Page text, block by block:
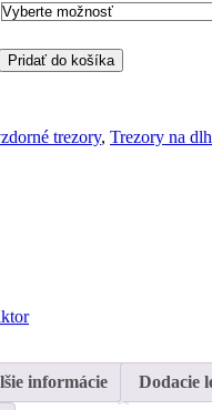
Pridať do košíka
trezory, Trezory na
informácie Dodacie